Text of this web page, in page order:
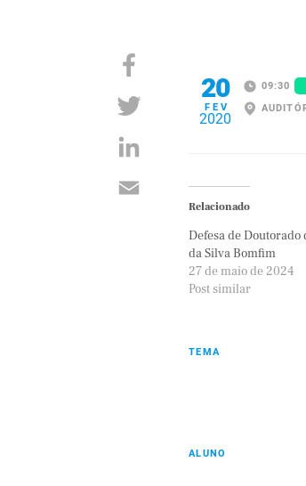
20
FEV
2020
09:30
Relacionado
Defesa de Doutorado
da Silva Bomfim
27 de maio de 2024
Post similar
TEMA
ALUNO